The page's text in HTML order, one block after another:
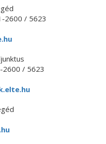
2600 / 5623
2600 / 5623